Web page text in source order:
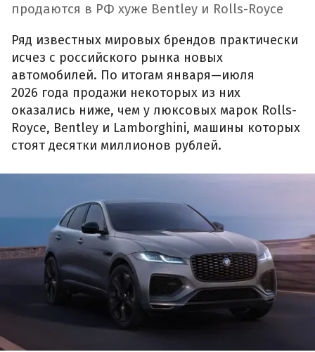
продаются в РФ хуже Bentley и Rolls-Royce
Ряд известных мировых брендов практически
исчез с российского рынка новых
автомобилей. По итогам января—июля
2026 года продажи некоторых из них
оказались ниже, чем у люксовых марок Rolls-
Royce, Bentley и Lamborghini, машины которых
стоят десятки миллионов рублей.